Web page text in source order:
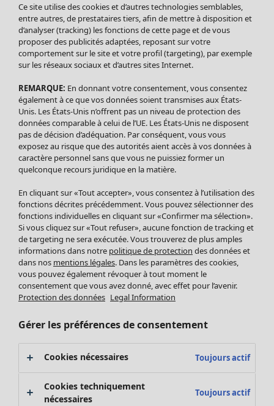
Soldes Vêtements
Tous les vêtements
Robes
Tuniques
Blouses
Tops
Gilets
Pantalon
Jupes
Leggings et collants
Accessoires
Chaussures
Vêtements de bain
Basics
Soldes Mobilier
Bonnes affaires déco
Décoration
Textiles
Tapis
Éponge
Ce site utilise des cookies et d’autres technologies semblables,
entre autres, de prestataires tiers, afin de mettre à disposition et
d’analyser (tracking) les fonctions de cette page et de vous
proposer des publicités adaptées, reposant sur votre
comportement sur le site et votre profil (targeting), par exemple
sur les réseaux sociaux et d’autres sites Internet.
REMARQUE: En donnant votre consentement, vous consentez
également à ce que vos données soient transmises aux États-
Unis. Les États-Unis n’offrent pas un niveau de protection des
données comparable à celui de l’UE. Les États-Unis ne disposent
pas de décision d’adéquation. Par conséquent, vous vous
exposez au risque que des autorités aient accès à vos données à
caractère personnel sans que vous ne puissiez former un
quelconque recours juridique en la matière.
En cliquant sur «Tout accepter», vous consentez à l’utilisation des
fonctions décrites précédemment. Vous pouvez sélectionner des
fonctions individuelles en cliquant sur «Confirmer ma sélection».
Si vous cliquez sur «Tout refuser», aucune fonction de tracking et
de targeting ne sera exécutée. Vous trouverez de plus amples
informations dans notre politique de protection des données et
dans nos mentions légales. Dans les paramètres des cookies,
vous pouvez également révoquer à tout moment le
consentement que vous avez donné, avec effet pour l’avenir.
Protection des données Legal Information
Gérer les préférences de consentement
Cookies nécessaires Toujours actif
Cookies techniquement
nécessaires
Toujours actif